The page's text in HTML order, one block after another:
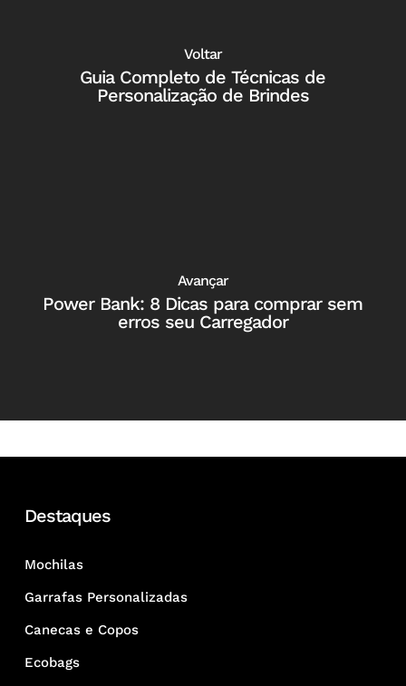
Voltar
Guia Completo de Técnicas de
Personalização de Brindes
Avançar
Power Bank: 8 Dicas para comprar sem
erros seu Carregador
Destaques
Mochilas
Garrafas Personalizadas
Canecas e Copos
Ecobags